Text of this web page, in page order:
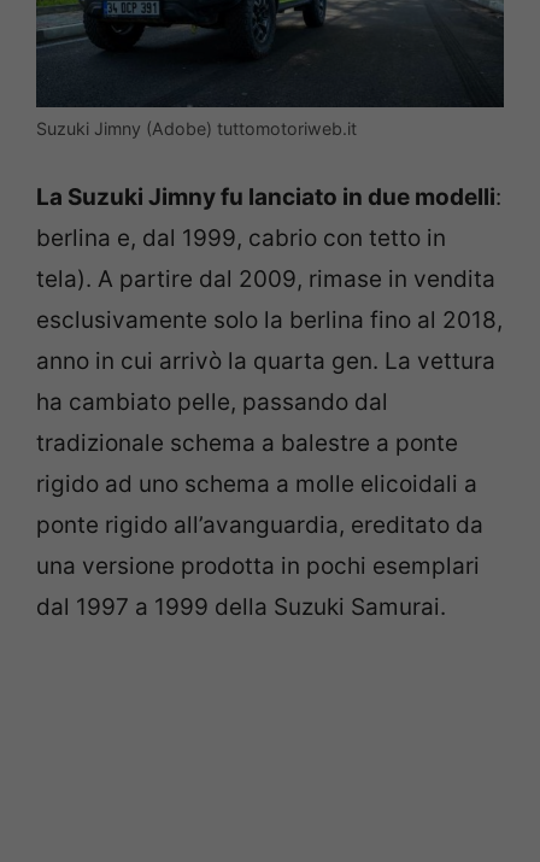
Suzuki Jimny (Adobe) tuttomotoriweb.it
La Suzuki Jimny fu lanciato in due modelli:
berlina e, dal 1999, cabrio con tetto in
tela). A partire dal 2009, rimase in vendita
esclusivamente solo la berlina fino al 2018,
anno in cui arrivò la quarta gen. La vettura
ha cambiato pelle, passando dal
tradizionale schema a balestre a ponte
rigido ad uno schema a molle elicoidali a
ponte rigido all’avanguardia, ereditato da
una versione prodotta in pochi esemplari
dal 1997 a 1999 della Suzuki Samurai.